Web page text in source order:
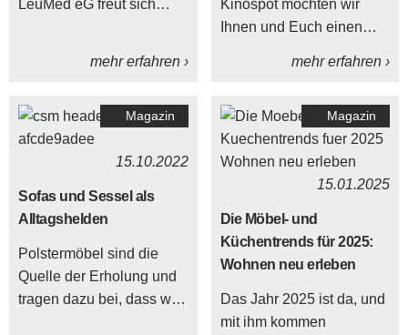
LeuMed eG freut sich
großen Teil der neuen
Mitarbeiterküche
gespendet haben.
mehr erfahren ›
Kinospot möchten wir
Ihnen und Euch einen
mehr erfahren ›
Magazin
15.10.2022
Sofas und Sessel als
Alltagshelden
Polstermöbel sind die
Quelle der Erholung und
tragen dazu bei, dass wir
Magazin
15.01.2025
Die Möbel- und
Küchentrends für 2025:
Wohnen neu erleben
Das Jahr 2025 ist da, und
mit ihm kommen